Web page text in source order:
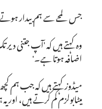
جس لمحے سے ہم بیدار ہوتے
وہ کہتے ہیں کہ 'آپ جتنی
اضافہ ہوتا ہے۔'
میڈوز کہتے ہیں کہ جب ہم
میٹابولزم کم کرتے ہیں،